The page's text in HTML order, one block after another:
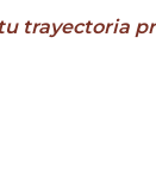
trayectoria